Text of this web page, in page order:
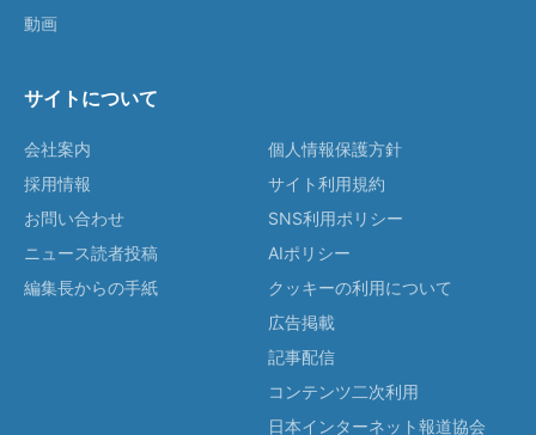
動画
サイトについて
会社案内
採用情報
お問い合わせ
ニュース読者投稿
編集長からの手紙
個人情報保護方針
サイト利用規約
SNS利用ポリシー
AIポリシー
クッキーの利用について
広告掲載
記事配信
コンテンツ二次利用
日本インターネット報道協会